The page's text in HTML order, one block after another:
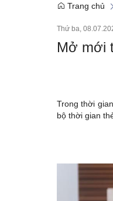
OCOP
Bất
Dự báo
Trang chủ
Thứ ba,
Mở mới
Trong thời
bộ thời gian